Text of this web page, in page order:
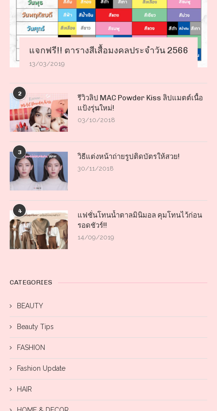
แจกฟรี!! ตารางสีเสื้อมงคลประจำวัน 2566
13/03/2019
2
รีวิวลิป MAC Powder Kiss ลิปแมตต์เนื้อ
แป้งรุ่นใหม่!
03/10/2018
3 วิธีแต่งหน้าถ่ายรูปติดบัตรให้สวย!
30/11/2018
4
แฟชั่นโทนน้ำตาลมินิมอล คุมโทนไว้ก่อน
รอดชัวร์!!
14/09/2019
CATEGORIES
BEAUTY
Beauty Tips
FASHION
Fashion Update
HAIR